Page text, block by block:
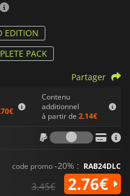
EDITION
PACK
Contenu
additionnel
à partir de 2.14€
Partager
Frais
code promo-20% : RAB24DLC
3.45€ 2.76€